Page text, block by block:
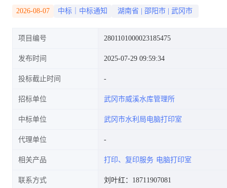
2026-08-07 中标｜中标通知 湖南省 邵阳市 武冈市
项目编号 2801101000023185475
发布时间 2025-07-29 09:59:34
投标截止时间
招标单位 武冈市威溪水库管理所
中标单位 武冈市水利局电脑打印室
代理单位
相关产品 打印、复印服务 电脑打印室
联系方式 刘叶红：18711907081